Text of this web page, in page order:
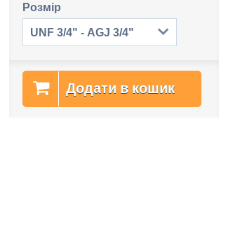
Розмір
UNF 3/4" - AGJ 3/4"
Додати в кошик